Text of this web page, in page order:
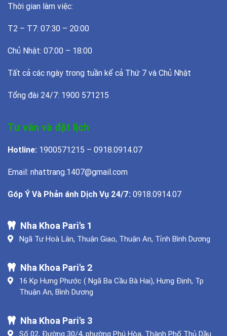
Thời gian làm việc:
T2 – T7: 07:30 – 20:00
Chủ Nhật: 07:00 – 18:00
Tất cả các ngày trong tuần kể cả Thứ 7 và Chủ Nhật
Tổng đài 24/7: 1900 571215
Tư vấn và đặt lịch
Hotline: 1900571215 – 0918.0914.07
Email: nhattrang.1407@gmail.com
Góp Ý Và Phản ánh Dịch Vụ 24/7: 0918.0914.07
Nha Khoa Pari's 1
Ngã Tư Hoà Lân, Thuận Giao, Thuận An, Tỉnh Bình Dương
Nha Khoa Pari's 2
16 Kp Hưng Phước ( Ngã Ba Cầu Bà Hai), Hưng Định, Tp
Thuận An, Bình Dương
Nha Khoa Pari's 3
Số 02, Đường 30/4, phường Phú Hòa, Thành Phố Thủ Dầu